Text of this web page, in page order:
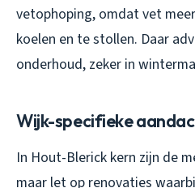
vetophoping, omdat vet
koelen en te stollen. Daar
onderhoud, zeker in
Wijk-specifieke
In Hout-Blerick kern zijn de
maar let op renovaties